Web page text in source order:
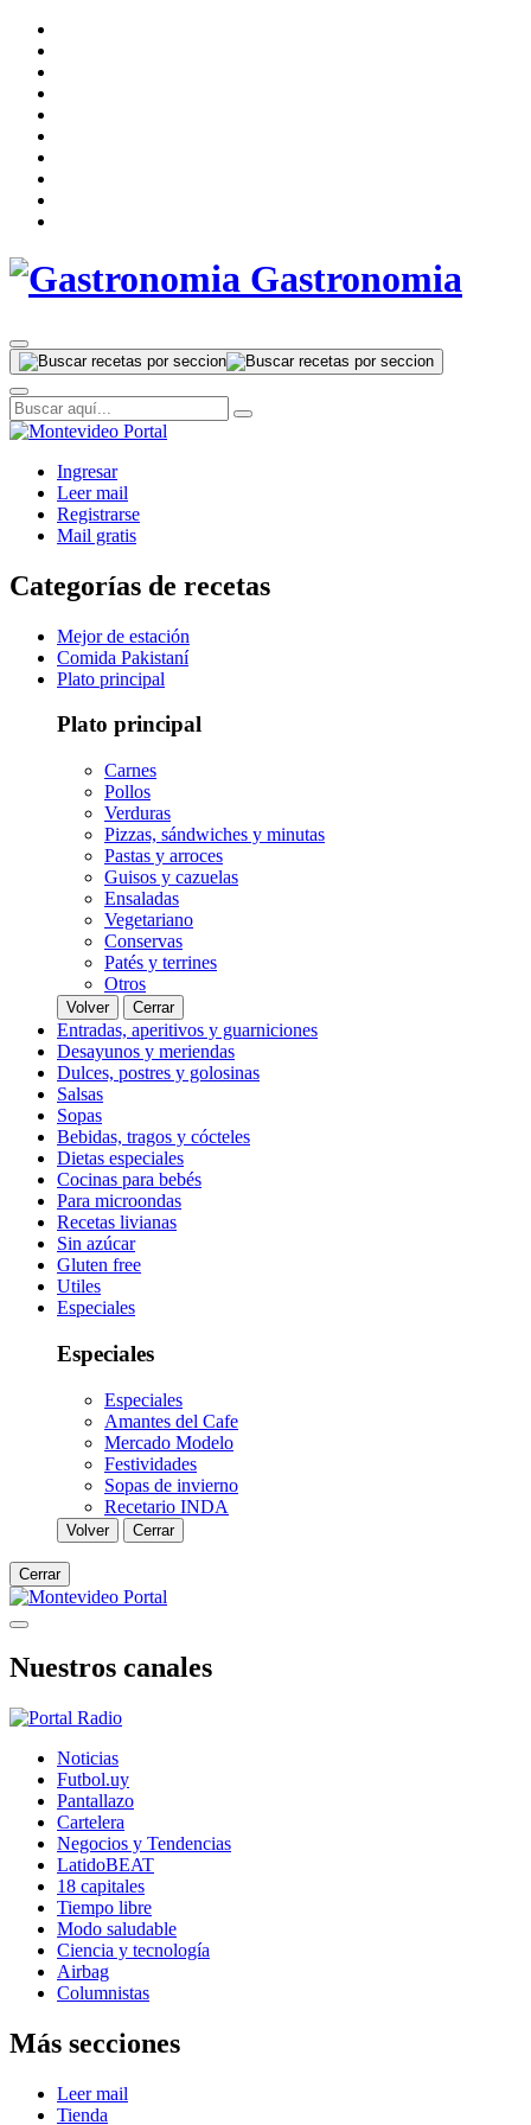
Gastronomia
Ingresar
Leer mail
Registrarse
Mail gratis
Categorías de recetas
Mejor de estación
Comida Pakistaní
Plato principal
Plato principal
Carnes
Pollos
Verduras
Pizzas, sándwiches y minutas
Pastas y arroces
Guisos y cazuelas
Ensaladas
Vegetariano
Conservas
Patés y terrines
Otros
Volver Cerrar
Entradas, aperitivos y guarniciones
Desayunos y meriendas
Dulces, postres y golosinas
Salsas
Sopas
Bebidas, tragos y cócteles
Dietas especiales
Cocinas para bebés
Para microondas
Recetas livianas
Sin azúcar
Gluten free
Utiles
Especiales
Especiales
Especiales
Amantes del Cafe
Mercado Modelo
Festividades
Sopas de invierno
Recetario INDA
Volver Cerrar
Cerrar
Nuestros canales
Noticias
Futbol.uy
Pantallazo
Cartelera
Negocios y Tendencias
LatidoBEAT
18 capitales
Tiempo libre
Modo saludable
Ciencia y tecnología
Airbag
Columnistas
Más secciones
Leer mail
Tienda